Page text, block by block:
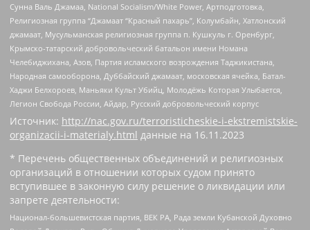
Сунна Валь Джамаа, National Socialism/White Power, Артподготовка,
Религиозная группа “Джамаат “Красный пахарь”, Колумбайн, Хатлонский
джамаат, Мусульманская религиозная группа п. Кушкуль г. Оренбург,
Крымско-татарский добровольческий батальон имени Номана
Челебиджихана, Азов, Партия исламского возрождения Таджикистана,
Народная самооборона, Дуббайский джамаат, московская ячейка, Батал-
Хаджи Белхороев, Маньяки Культ Убийц, Молодёжь Которая Улыбается,
Легион Свобода России, Айдар, Русский добровольческий корпус
Источник: http://nac.gov.ru/terroristicheskie-i-ekstremistskie-
organizacii-i-materialy.html данные на 16.11.2023
* Перечень общественных объединений и религиозных
организаций в отношении которых судом принято
вступившее в законную силу решение о ликвидации или
запрете деятельности:
Национал-большевистская партия, ВЕК РА, Рада земли Кубанской Духовно